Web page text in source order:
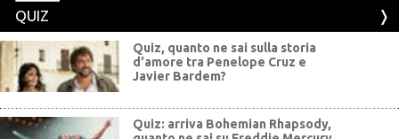
QUIZ
Quiz, quanto ne sai sulla storia
d'amore tra Penelope Cruz e
Javier Bardem?
Quiz: arriva Bohemian Rhapsody,